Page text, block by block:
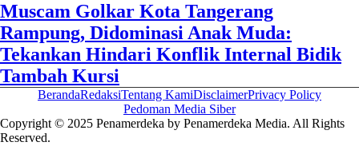
Muscam Golkar Kota Tangerang
Rampung, Didominasi Anak Muda:
Tekankan Hindari Konflik Internal Bidik
Tambah Kursi
BerandaRedaksiTentang KamiDisclaimerPrivacy Policy
Pedoman Media Siber
Copyright © 2025 Penamerdeka by Penamerdeka Media. All Rights
Reserved.